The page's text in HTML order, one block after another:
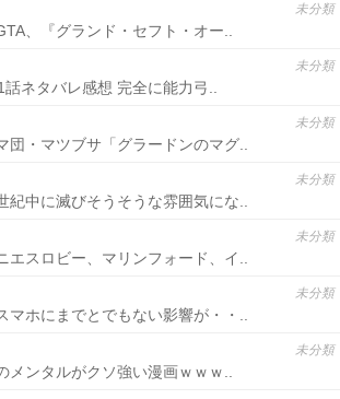
未分類
、『グランド・セフト・オー..
未分類
話ネタバレ感想 完全に能力弓..
未分類
団・マツブサ「グラードンのマグ..
未分類
紀中に滅びそうそうな雰囲気にな..
未分類
エスロビー、マリンフォード、イ..
未分類
マホにまでとでもない影響が・・..
未分類
メンタルがクソ強い漫画ｗｗｗ..